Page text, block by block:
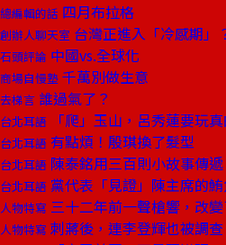
總編輯的話 四月布拉格
創辦人聊天室 台灣正進入「冷感期」
石頭評論 中國vs.全球化
商場自慢塾 千萬別做生意
去梯言 誰過氣了？
台北耳語 「爬」玉山，呂秀蓮要玩
台北耳語 有點煩！殷琪換了髮型
台北耳語 陳泰銘用三百則小故事傳遞
台北耳語 黨代表「見證」陳主席的
人物特寫 三十二年前一聲槍響，改
人物特寫 刺蔣後，連李登輝也被調查